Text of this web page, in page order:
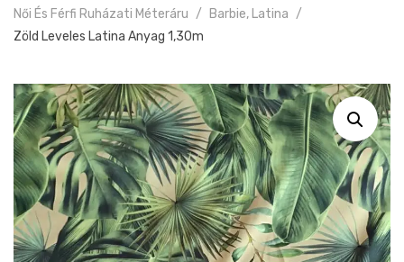
Női És Férfi Ruházati Méteráru
Barbie, Latina
Zöld Leveles Latina Anyag 1,30m